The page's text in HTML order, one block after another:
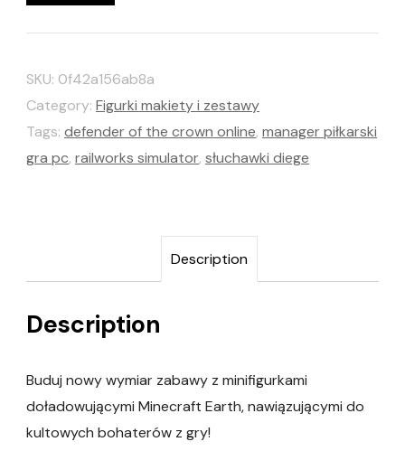
SKU: 0f42a156ab8a
Category: Figurki makiety i zestawy
Tags: defender of the crown online, manager piłkarski
gra pc, railworks simulator, słuchawki diege
Description
Description
Buduj nowy wymiar zabawy z minifigurkami
doładowującymi Minecraft Earth, nawiązującymi do
kultowych bohaterów z gry!